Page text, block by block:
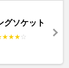
グソケット
★★★ ☆